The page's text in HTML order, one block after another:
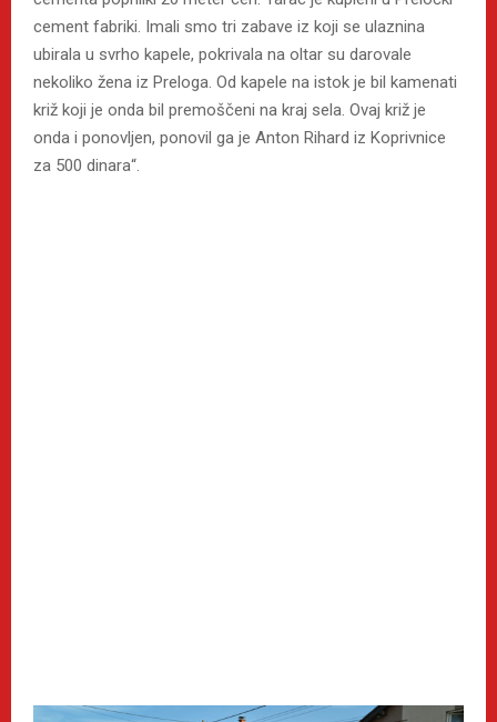
cement fabriki. Imali smo tri zabave iz koji se ulaznina
ubirala u svrho kapele, pokrivala na oltar su darovale
nekoliko žena iz Preloga. Od kapele na istok je bil kamenati
križ koji je onda bil premoščeni na kraj sela. Ovaj križ je
onda i ponovljen, ponovil ga je Anton Rihard iz Koprivnice
za 500 dinara“.